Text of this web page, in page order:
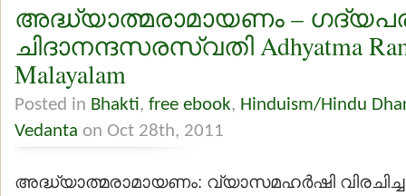
അദ്ധ്യാത്മരാമായണം –
ചിദാനന്ദസരസ്വതി Adhyatma
Malayalam
Posted in Bhakti, free ebook, Hinduism/Hindu
Vedanta on Oct 28th, 2011
അദ്ധ്യാത്മരാമായണം: വ്യാസമഹര്‍ഷി വിരചിച്ച